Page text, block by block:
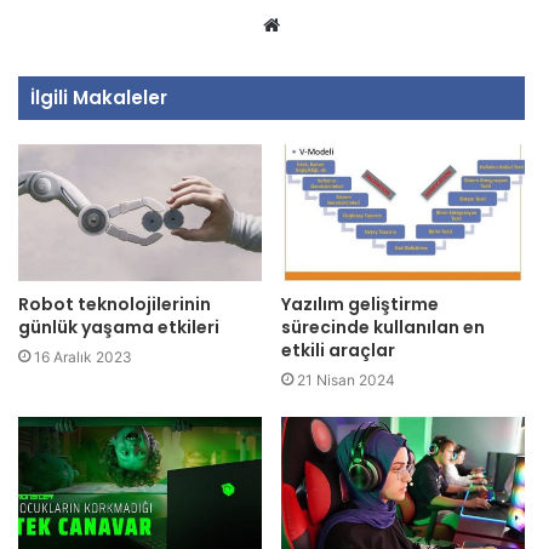
Web
İlgili Makaleler
Robot teknolojilerinin
günlük yaşama etkileri
16 Aralık 2023
Yazılım geliştirme
sürecinde kullanılan en
etkili araçlar
21 Nisan 2024